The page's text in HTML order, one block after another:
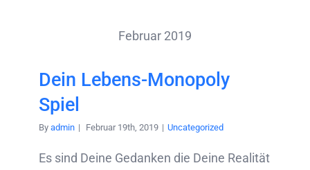
Februar 2019
Dein Lebens-Monopoly
Spiel
By admin | Februar 19th, 2019 | Uncategorized
Es sind Deine Gedanken die Deine Realität